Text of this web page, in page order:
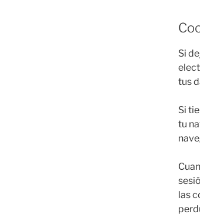
Si
tus
Si
tu
las